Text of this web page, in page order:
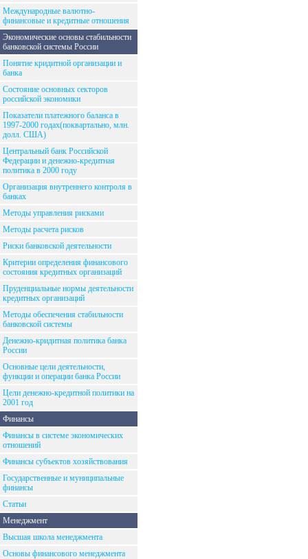
Международные валютно-
финансовые и кредитные отношения
Экономические основы стабильности
банковской системы России
Понятие кридитной организации и
банка
Состояние основных секторов
российской экономики
Показатели платежного баланса в
1997-2000 годах(поквартально, млн.
долл. США)
Центральный банк Российской
Федерации и денежно-кредитная
политика в 2000 году
Организация внутреннего контроля в
банках
Методы управления рисками
Методы расчета рисков
Риски банковской деятельности
Критерии определения финансового
состояния кредитных организаций
Пруденциальные нормы деятельности
кредитных организаций
Методы обеспечения стабильности
банковской системы
Денежно-кридитная политика банка
России
Основные цели деятельности,
функции и операции банка России
Цели денежно-кредитной политики на
2001 год
Финансы
Финансы в системе экономических
отношений
Финансы субъектов хозяйствования
Государственные и муниципальные
финансы
Статьи
Менеджмент
Высшая школа менеджмента
Основы финансового менеджмента